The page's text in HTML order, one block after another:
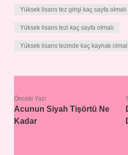
Yüksek lisans tez girişi kaç sayfa olmalı
Yüksek lisans tezi kaç sayfa olmalı
Yüksek lisans tezinde kaç kaynak
Önceki Yazı
Acunun Siyah Tişörtü Ne
Kadar